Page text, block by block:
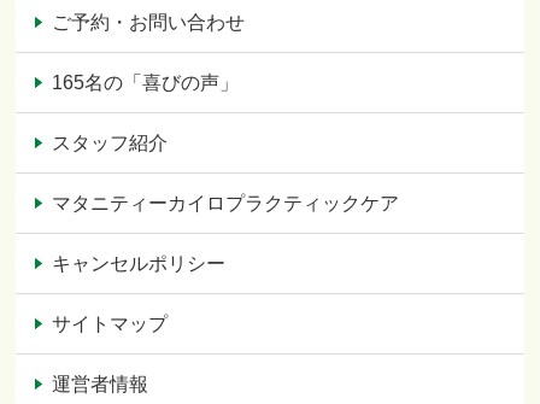
ご予約・お問い合わせ
165名の「喜びの声」
スタッフ紹介
マタニティーカイロプラクティックケア
キャンセルポリシー
サイトマップ
運営者情報